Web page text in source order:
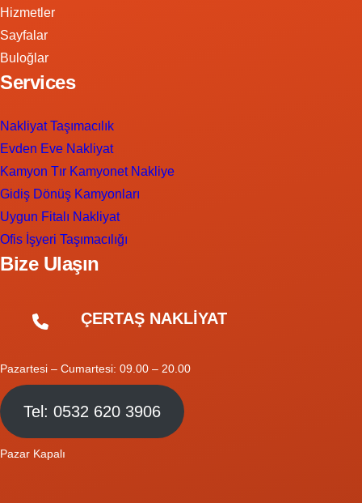
Hizmetler
Sayfalar
Buloğlar
Services
Nakliyat Taşımacılık
Evden Eve Nakliyat
Kamyon Tır Kamyonet Nakliye
Gidiş Dönüş Kamyonları
Uygun Fitalı Nakliyat
Ofis İşyeri Taşımacılığı
Bize Ulaşın
ÇERTAŞ NAKLİYAT
Pazartesi – Cumartesi: 09.00 – 20.00
Tel: 0532 620 3906
Pazar Kapalı